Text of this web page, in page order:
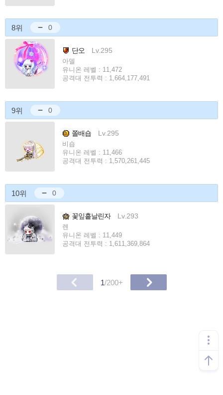
8위 0
단오 Lv.295
아델
유니온 레벨 : 11,472
공격대 전투력 : 1,664,177,491
9위 0
쫄배숍 Lv.295
비숍
유니온 레벨 : 11,466
공격대 전투력 : 1,570,261,445
10위 0
꽃잎흩날린자 Lv.293
렌
유니온 레벨 : 11,449
공격대 전투력 : 1,611,369,864
1/200+